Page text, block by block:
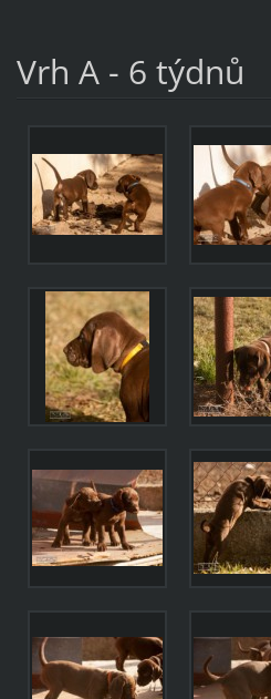
Vrh A - 6 týdnů